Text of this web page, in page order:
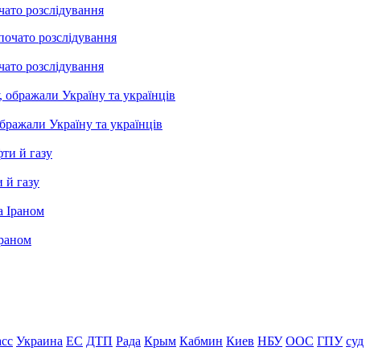
розслідування
розслідування
Україну та українців
й газу
Украина ЕС ДТП Рада Крым Кабмин Киев НБУ ООС ГПУ суд